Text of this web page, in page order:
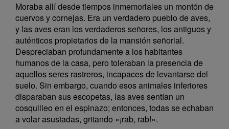
Moraba allí desde tiempos inmemoriales un montón de
cuervos y cornejas. Era un verdadero pueblo de aves,
y las aves eran los verdaderos señores, los antiguos y
auténticos propietarios de la mansión señorial.
Despreciaban profundamente a los habitantes
humanos de la casa, pero toleraban la presencia de
aquellos seres rastreros, incapaces de levantarse del
suelo. Sin embargo, cuando esos animales inferiores
disparaban sus escopetas, las aves sentían un
cosquilleo en el espinazo; entonces, todas se echaban
a volar asustadas, gritando «¡rab, rab!».